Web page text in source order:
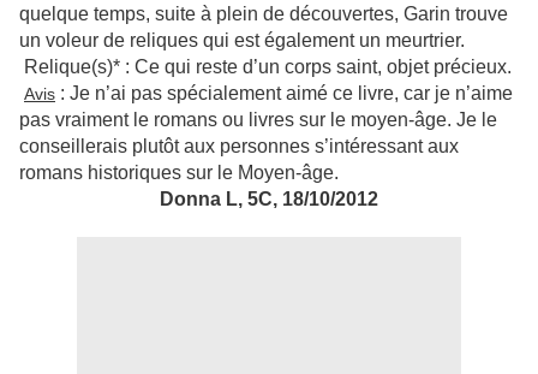
quelque temps, suite à plein de découvertes, Garin trouve
un voleur de reliques qui est également un meurtrier.
Relique(s)* : Ce qui reste d’un corps saint, objet précieux.
Avis : Je n’ai pas spécialement aimé ce livre, car je n’aime
pas vraiment le romans ou livres sur le moyen-âge. Je le
conseillerais plutôt aux personnes s’intéressant aux
romans historiques sur le Moyen-âge.
Donna L, 5C, 18/10/2012